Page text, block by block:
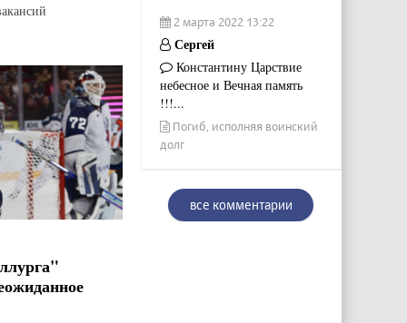
2 марта 2022 13:22
Сергей
Константину Царствие
небесное и Вечная память
!!!...
Погиб, исполняя воинский
долг
все комментарии